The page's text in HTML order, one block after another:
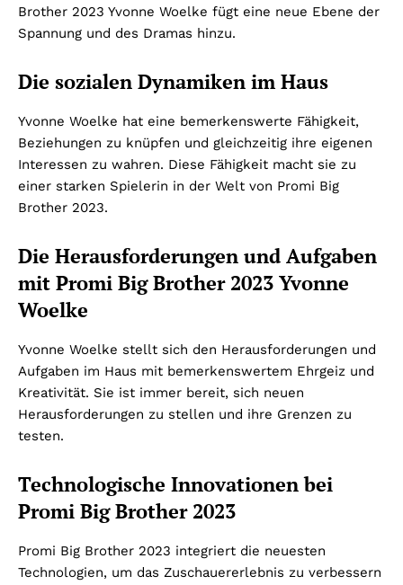
Brother 2023 Yvonne Woelke fügt eine neue Ebene der
Spannung und des Dramas hinzu.
Die sozialen Dynamiken im Haus
Yvonne Woelke hat eine bemerkenswerte Fähigkeit,
Beziehungen zu knüpfen und gleichzeitig ihre eigenen
Interessen zu wahren. Diese Fähigkeit macht sie zu
einer starken Spielerin in der Welt von Promi Big
Brother 2023.
Die Herausforderungen und Aufgaben
mit Promi Big Brother 2023 Yvonne
Woelke
Yvonne Woelke stellt sich den Herausforderungen und
Aufgaben im Haus mit bemerkenswertem Ehrgeiz und
Kreativität. Sie ist immer bereit, sich neuen
Herausforderungen zu stellen und ihre Grenzen zu
testen.
Technologische Innovationen bei
Promi Big Brother 2023
Promi Big Brother 2023 integriert die neuesten
Technologien, um das Zuschauererlebnis zu verbessern